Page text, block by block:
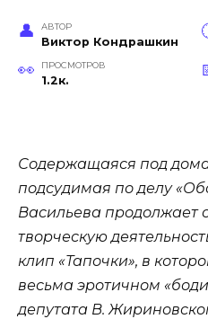
АВТОР
Виктор Кондрашкин
ПРОСМОТРОВ
1.2к.
Содержащаяся под
подсудимая по делу
Васильева продолжает
творческую
клип «Тапочки», в
весьма эротичном
депутата В.